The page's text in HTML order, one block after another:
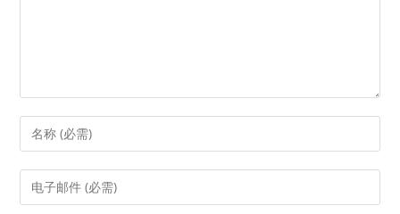
Enter
your
name
Enter
your